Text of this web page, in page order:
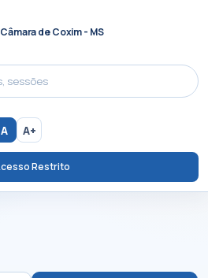
Câmara de Coxim - MS
A A+
Restrito